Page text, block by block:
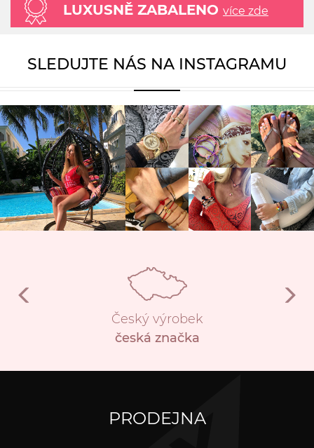
LUXUSNĚ ZABALENO více zde
SLEDUJTE NÁS NA INSTAGRAMU
Český výrobek
česká značka
PRODEJNA